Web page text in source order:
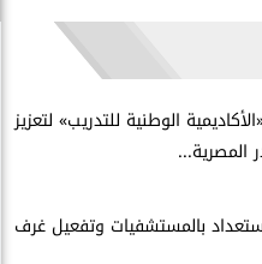
الوطنية للتدريب» لتعزيز
المصرية...
بالمستشفيات وتفعيل غرف